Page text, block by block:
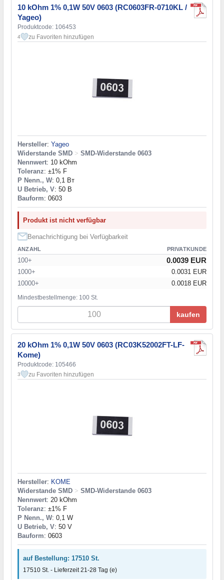
10 kOhm 1% 0,1W 50V 0603 (RC0603FR-0710KL /
Yageo)
Produktcode: 106453
4 zu Favoriten hinzufügen
Hersteller: Yageo
Widerstande SMD > SMD-Widerstande 0603
Nennwert: 10 kOhm
Toleranz: ±1% F
P Nenn., W: 0,1 Вт
U Betrieb, V: 50 В
Bauform: 0603
Produkt ist nicht verfügbar
Benachrichtigung bei Verfügbarkeit
ANZAHL PRIVATKUNDE
100+ 0.0039 EUR
1000+
0.0031 EUR
10000+
0.0018 EUR
Mindestbestellmenge: 100 St.
kaufen
20 kOhm 1% 0,1W 50V 0603 (RC03K52002FT-LF-
Kome)
Produktcode: 105466
3 zu Favoriten hinzufügen
Hersteller: KOME
Widerstande SMD > SMD-Widerstande 0603
Nennwert: 20 kOhm
Toleranz: ±1% F
P Nenn., W: 0,1 W
U Betrieb, V: 50 V
Bauform: 0603
auf Bestellung: 17510 St.
17510 St. - Lieferzeit 21-28 Tag (e)